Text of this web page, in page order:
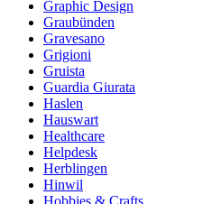
Graphic Design
Graubünden
Gravesano
Grigioni
Gruista
Guardia Giurata
Haslen
Hauswart
Healthcare
Helpdesk
Herblingen
Hinwil
Hobbies & Crafts